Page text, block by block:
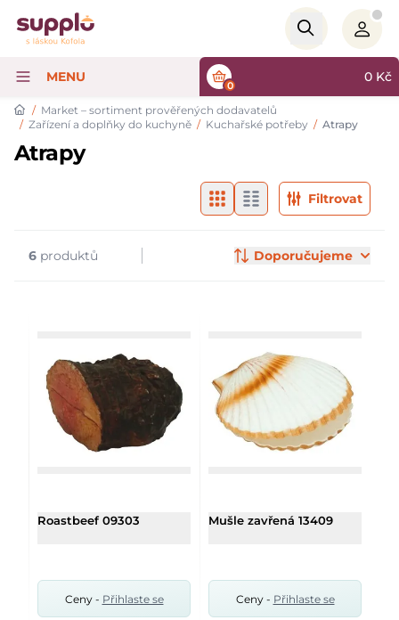
Logo
MENU
0
0 Kč
/ Market – sortiment prověřených dodavatelů
/ Zařízení a doplňky do kuchyně / Kuchařské potřeby / Atrapy
Atrapy
Filtrovat
6 produktů Doporučujeme
Roastbeef 09303
Ceny - Přihlaste se
Mušle zavřená 13409
Ceny - Přihlaste se